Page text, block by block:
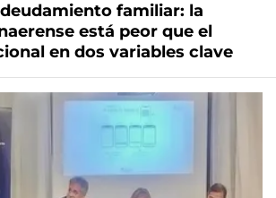
familiar: la
está peor que el
en dos variables clave